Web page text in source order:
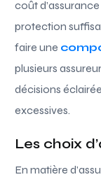
coût
protection
faire une
plusieurs
décisions
excessives.
Les choix
En matière